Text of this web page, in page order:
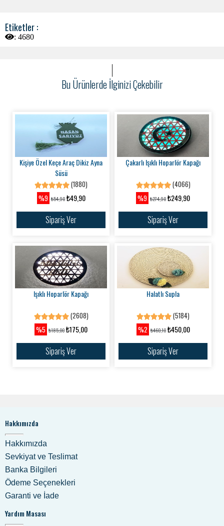
Etiketler :
: 4680
Bu Ürünlerde İlginizi Çekebilir
Kişiye Özel Keçe Araç Dikiz Ayna
Süsü
(1880)
%9 ₺54,90₺49,90
Sipariş Ver
Çakarlı Işıklı Hoparlör Kapağı
(4066)
%9 ₺274,90 ₺249,90
Sipariş Ver
Işıklı Hoparlör Kapağı
(2608)
%5 ₺185,00 ₺175,00
Sipariş Ver
Halatlı Supla
(5184)
%2 ₺460,10₺450,00
Sipariş Ver
Hakkımızda
Hakkımızda
Sevkiyat ve Teslimat
Banka Bilgileri
Ödeme Seçenekleri
Garanti ve İade
Yardım Masası